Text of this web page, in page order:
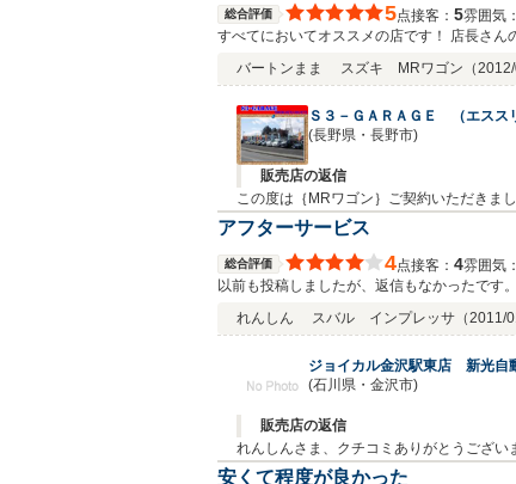
総合評価 5点接客： 5雰囲気：
すべてにおいてオススメの店です！ 店長さん
バートンまま
スズキ MRワゴン （
Ｓ３－ＧＡＲＡＧＥ （エスス
(長野県・長野市)
販売店の返信
この度は｛MRワゴン｝ご契約いただきま
切にお車に乗っていただきたいと思い、
アフターサービス
総合評価 4点接客： 4雰囲気：
以前も投稿しましたが、返信もなかったです
れんしん
スバル インプレッサ （2011/
ジョイカル金沢駅東店 新光自
(石川県・金沢市)
販売店の返信
れんしんさま、クチコミありがとうござ
ます。 その対応により、お客様に満足い
安くて程度が良かった